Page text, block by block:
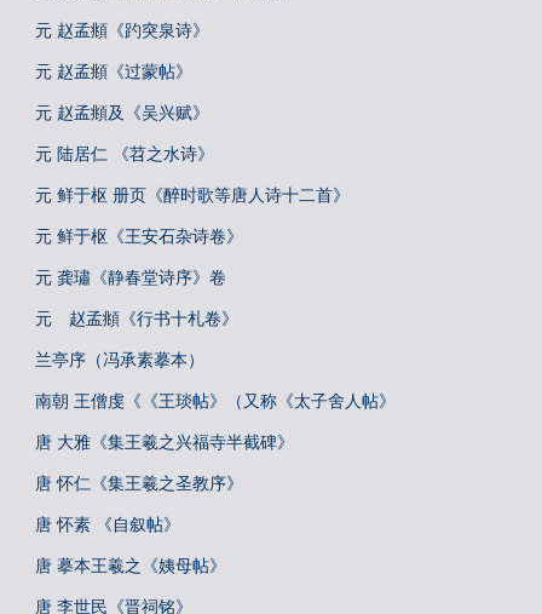
元 赵孟頫《趵突泉诗》
元 赵孟頫《过蒙帖》
元 赵孟頫及《吴兴赋》
元 陆居仁 《苕之水诗》
元 鲜于枢 册页《醉时歌等唐人诗十二首》
元 鲜于枢《王安石杂诗卷》
元 龚璛《静春堂诗序》卷
元 赵孟頫《行书十札卷》
兰亭序（冯承素摹本）
南朝 王僧虔《《王琰帖》（又称《太子舍人帖》
唐 大雅《集王羲之兴福寺半截碑》
唐 怀仁《集王羲之圣教序》
唐 怀素 《自叙帖》
唐 摹本王羲之《姨母帖》
唐 李世民《晋祠铭》